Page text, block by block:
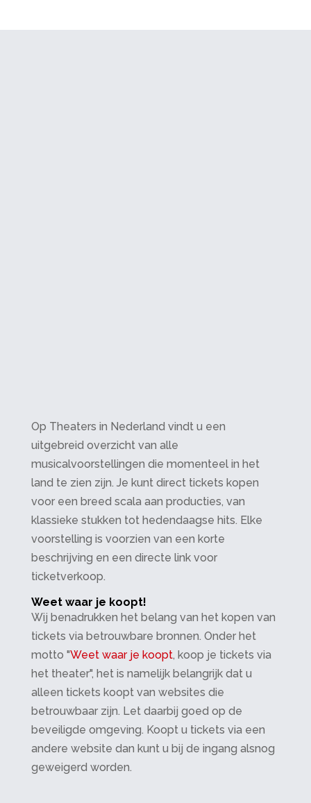
Op Theaters in Nederland vindt u een
uitgebreid overzicht van alle
musicalvoorstellingen die momenteel in het
land te zien zijn. Je kunt direct tickets kopen
voor een breed scala aan producties, van
klassieke stukken tot hedendaagse hits. Elke
voorstelling is voorzien van een korte
beschrijving en een directe link voor
ticketverkoop.
Weet waar je koopt!
Wij benadrukken het belang van het kopen van
tickets via betrouwbare bronnen. Onder het
motto "Weet waar je koopt, koop je tickets via
het theater", het is namelijk belangrijk dat u
alleen tickets koopt van websites die
betrouwbaar zijn. Let daarbij goed op de
beveiligde omgeving. Koopt u tickets via een
andere website dan kunt u bij de ingang alsnog
geweigerd worden.